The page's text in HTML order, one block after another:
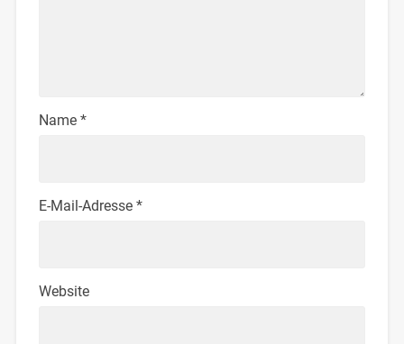
Name *
E-Mail-Adresse *
Website